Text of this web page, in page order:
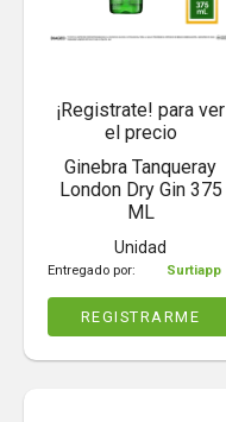
¡Registrate! para ver
el precio
Ginebra Tanqueray
London Dry Gin 375
ML
Unidad
Entregado por: Surtiapp
REGISTRARME